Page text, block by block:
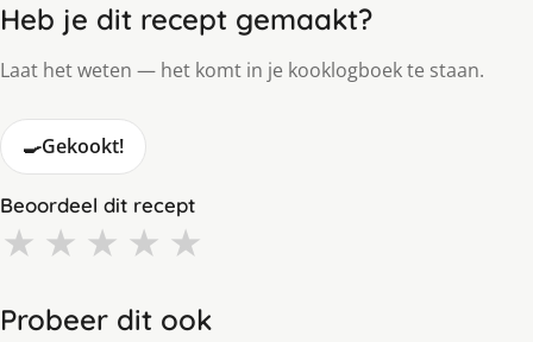
Heb je dit recept gemaakt?
Laat het weten — het komt in je kooklogboek te staan.
🍳Gekookt!
Beoordeel dit recept
★ ★ ★ ★ ★
Probeer dit ook